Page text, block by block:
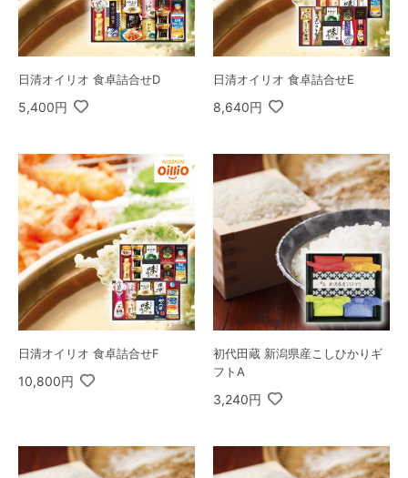
日清オイリオ 食卓詰合せD
5,400円
日清オイリオ 食卓詰合せE
8,640円
日清オイリオ 食卓詰合せF
10,800円
初代田蔵 新潟県産こしひかりギ
フトA
3,240円